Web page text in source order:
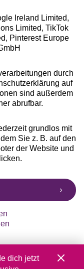
Ireland Limited,
Limited, TikTok
Pinterest Europe
durch
auf
sind außerdem
abrufbar.
grundlos mit
Sie z. B. auf den
der Website und
dich jetzt